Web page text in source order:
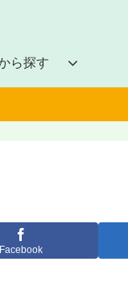
ら探す
Facebook